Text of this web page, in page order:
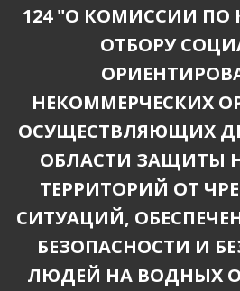
124 "О КОМИССИИ
ОТБОРУ
НЕКОММЕРЧЕСКИХ
ОСУЩЕСТВЛЯЮЩИХ
ОБЛАСТИ ЗАЩИТЫ
ТЕРРИТОРИЙ ОТ
СИТУАЦИЙ,
БЕЗОПАСНОСТИ И
ЛЮДЕЙ НА ВОДНЫХ